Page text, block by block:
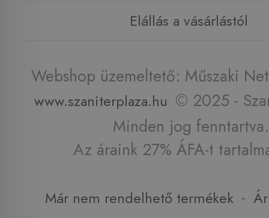
Elállás a vásárlástól
Webshop üzemeltető: Műszaki
www.szaniterplaza.hu © 2025 -
Minden jog fenntartva.
Az áraink 27% ÁFA-t
Már nem rendelhető termékek -